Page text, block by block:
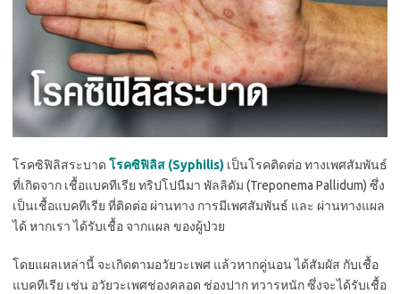
โรคซิฟิลิสระบาด โรคซิฟิลิส (Syphilis) เป็นโรคติดต่อ ทางเพศสัมพันธ์
ที่เกิดจาก เชื้อแบคทีเรีย ทริปโปนีมา พัลลิดัม (Treponema Pallidum) ซึ่ง
เป็นเชื้อแบคทีเรีย ที่ติดต่อ ผ่านทาง การมีเพศสัมพันธ์ และ ผ่านทางแผล
ได้ หากเรา ได้รับเชื้อ จากแผล ของผู้ป่วย
โดยแผลเหล่านี้ จะเกิดตามอวัยวะเพศ แล้วหากคู่นอน ได้สัมผัส กับเชื้อ
แบคทีเรีย เช่น อวัยวะเพศช่องคลอด ช่องปาก ทวารหนัก ซึ่งจะได้รับเชื้อ